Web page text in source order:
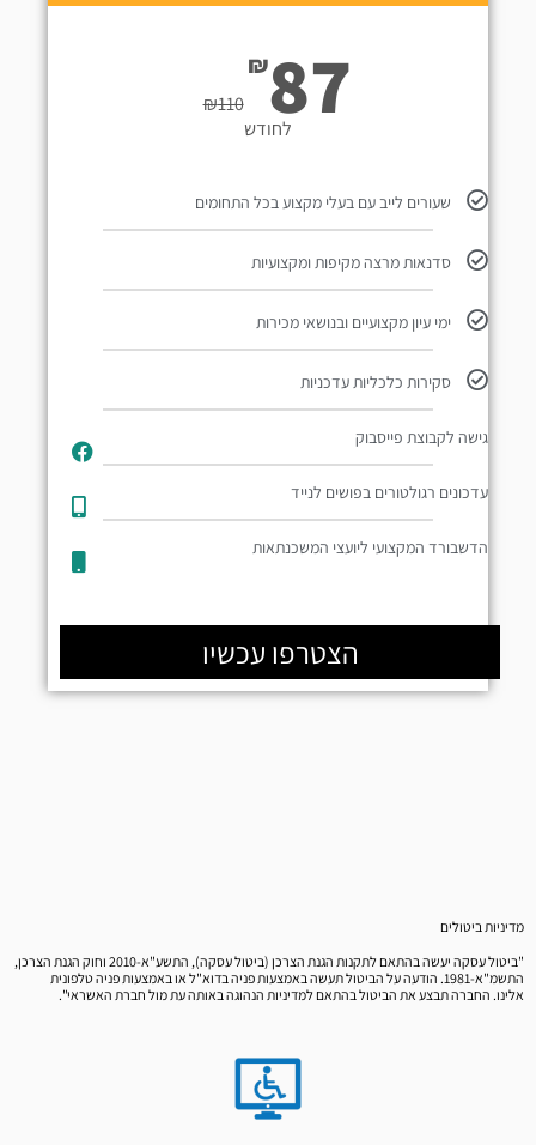
₪110
₪87לחודש
שעורים לייב עם בעלי מקצוע בכל התחומים
סדנאות מרצה מקיפות ומקצועיות
ימי עיון מקצועיים ובנושאי מכירות
סקירות כלכליות עדכניות
גישה לקבוצת פייסבוק
עדכונים רגולטורים בפושים לנייד​
הדשבורד המקצועי ליועצי המשכנתאות
הצטרפו עכשיו
מדיניות ביטולים
"ביטול עסקה יעשה בהתאם לתקנות הגנת הצרכן (ביטול עסקה), התשע"א-2010 וחוק הגנת הצרכן,
התשמ"א-1981. הודעה על הביטול תעשה באמצעות פניה בדוא"ל או באמצעות פניה טלפונית
אלינו. החברה תבצע את הביטול בהתאם למדיניות הנהוגה באותה עת מול חברת האשראי".